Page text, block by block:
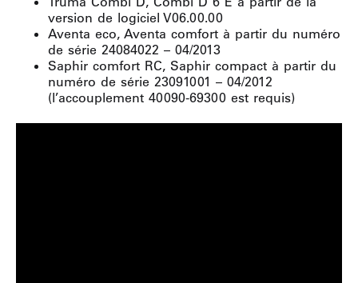
version de logiciel V06.00.00
Aventa eco, Aventa comfort à partir du numéro
de série 24084022 – 04/2013
Saphir comfort RC, Saphir compact à partir du
numéro de série 23091001 – 04/2012
(l’accouplement 40090-69300 est requis)